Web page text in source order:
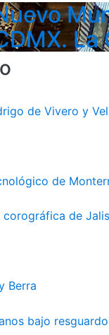
La
de Vivero y
de
de
Berra
bajo